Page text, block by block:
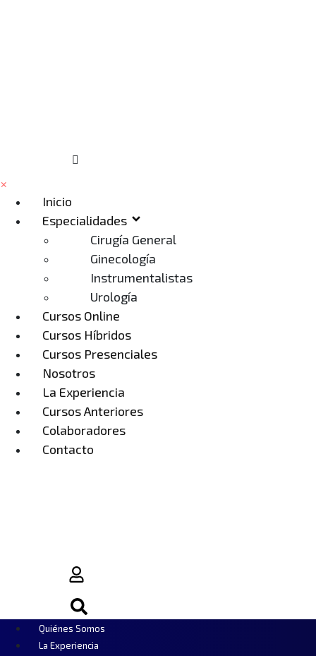
×
Inicio
Especialidades
Cirugía General
Ginecología
Instrumentalistas
Urología
Cursos Online
Cursos Híbridos
Cursos Presenciales
Nosotros
La Experiencia
Cursos Anteriores
Colaboradores
Contacto
Quiénes Somos
La Experiencia